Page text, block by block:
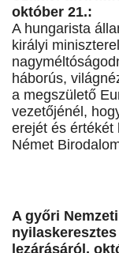
október 21.:
A hungarista
királyi
háborús,
a megszülető
vezetőjénél,
erejét és értékét
Német
A győri
lezárásáról,